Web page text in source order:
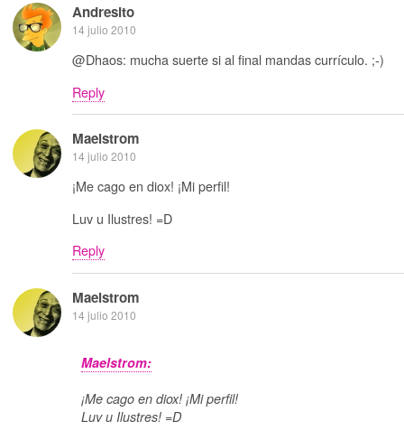
Andresito
14 julio 2010
@Dhaos: mucha suerte si al final mandas currículo. ;-)
Reply
Maelstrom
14 julio 2010
¡Me cago en diox! ¡Mi perfil!
Luv u Ilustres! =D
Reply
Maelstrom
14 julio 2010
Maelstrom:
¡Me cago en diox! ¡Mi perfil!
Luv u Ilustres! =D